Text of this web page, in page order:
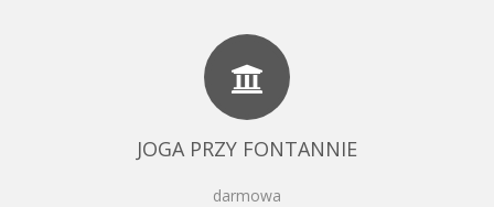
JOGA PRZY FONTANNIE
darmowa